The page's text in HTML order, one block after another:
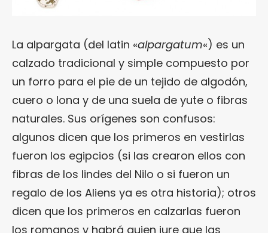
La alpargata (del latin «alpargatum«) es un
calzado tradicional y simple compuesto por
un forro para el pie de un tejido de algodón,
cuero o lona y de una suela de yute o fibras
naturales. Sus orígenes son confusos:
algunos dicen que los primeros en vestirlas
fueron los egipcios (si las crearon ellos con
fibras de los lindes del Nilo o si fueron un
regalo de los Aliens ya es otra historia); otros
dicen que los primeros en calzarlas fueron
los romanos y habrá quien jure que las